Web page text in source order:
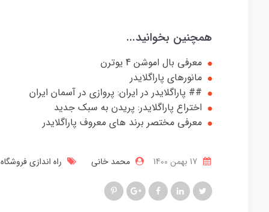
همچنین بخوانید...
معرفی بال اموشن 4 یوترن
مانورهای پاراگلایدر
## پاراگلایدر در ایران: پروازی در آسمان‌ ایران
اختراع پاراگلایدر: پریدن به سبک جدید
معرفی مختصر برند های معروف پاراگلایدر
محمد خانی راه اندازی فروشگاه